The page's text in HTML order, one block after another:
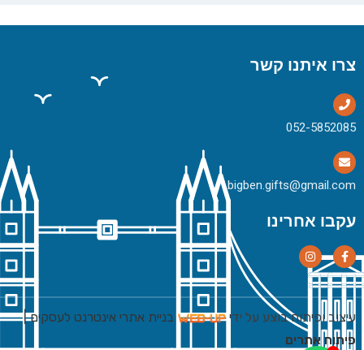
צרו איתנו קשר
bigben.gifts@gmail.com
עקבו אחרינו
עיצוב ופיתוח בוצע על ידי בניית אתרי אינטרנט לעסקים|
פיתוח אתרים